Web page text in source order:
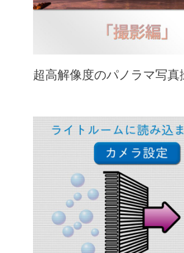
超高解像度のパノラマ写真